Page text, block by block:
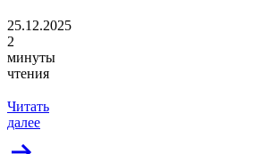
25.12.2025
2
минуты
чтения
Читать
далее